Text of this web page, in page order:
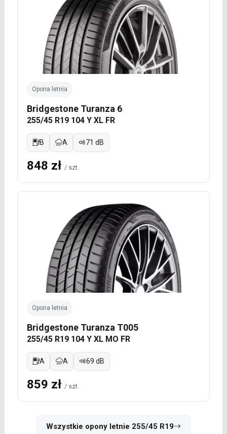
Opona letnia
Bridgestone Turanza 6
255/45 R19 104 Y XL FR
B A 71 dB
848 zł / szt.
Opona letnia
Bridgestone Turanza T005
255/45 R19 104 Y XL MO FR
A A 69 dB
859 zł / szt.
Wszystkie opony letnie 255/45 R19